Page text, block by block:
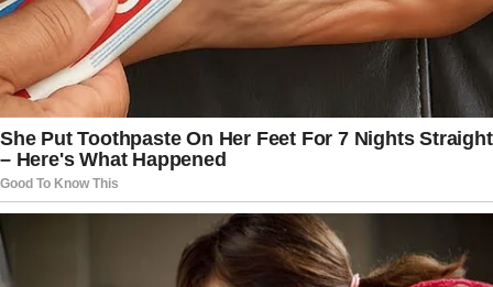
celebração pública feita pelo presidente norte-
americano após a divulgação do novo
entendimento da Fifa.
O episódio rapidamente ganhou repercussão
internacional por envolver uma possível
interlocução entre um chefe de Estado e o
presidente da principal entidade do futebol